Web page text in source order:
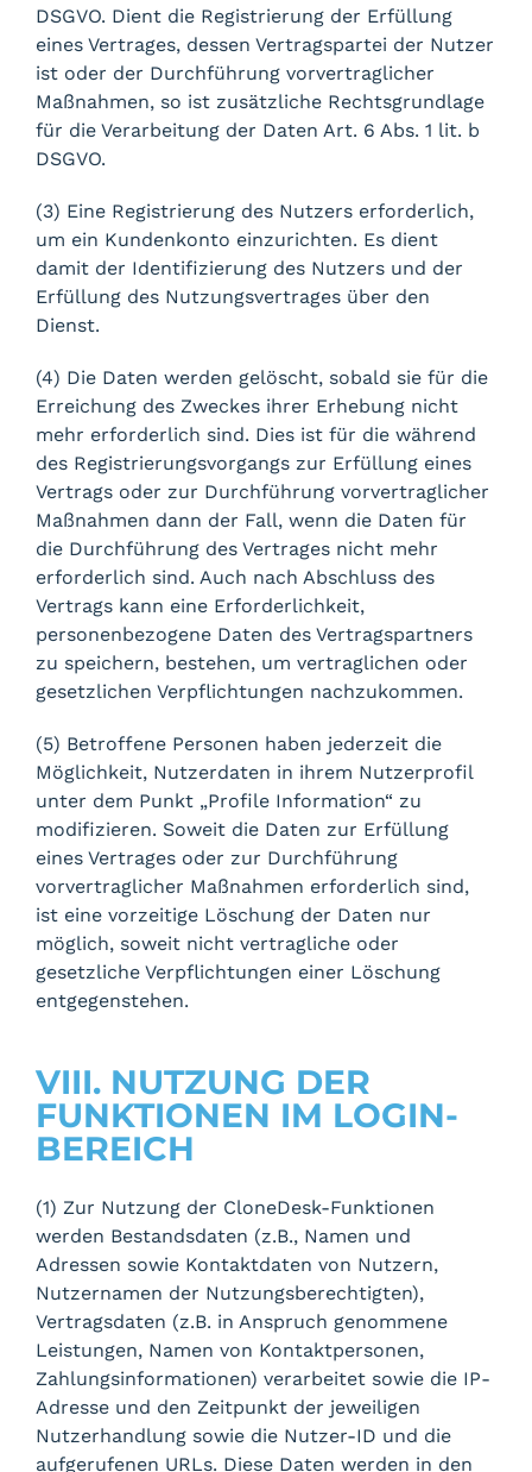
DSGVO. Dient die Registrierung der Erfüllung
eines Vertrages, dessen Vertragspartei der Nutzer
ist oder der Durchführung vorvertraglicher
Maßnahmen, so ist zusätzliche Rechtsgrundlage
für die Verarbeitung der Daten Art. 6 Abs. 1 lit. b
DSGVO.
(3) Eine Registrierung des Nutzers erforderlich,
um ein Kundenkonto einzurichten. Es dient
damit der Identifizierung des Nutzers und der
Erfüllung des Nutzungsvertrages über den
Dienst.
(4) Die Daten werden gelöscht, sobald sie für die
Erreichung des Zweckes ihrer Erhebung nicht
mehr erforderlich sind. Dies ist für die während
des Registrierungsvorgangs zur Erfüllung eines
Vertrags oder zur Durchführung vorvertraglicher
Maßnahmen dann der Fall, wenn die Daten für
die Durchführung des Vertrages nicht mehr
erforderlich sind. Auch nach Abschluss des
Vertrags kann eine Erforderlichkeit,
personenbezogene Daten des Vertragspartners
zu speichern, bestehen, um vertraglichen oder
gesetzlichen Verpflichtungen nachzukommen.
(5) Betroffene Personen haben jederzeit die
Möglichkeit, Nutzerdaten in ihrem Nutzerprofil
unter dem Punkt „Profile Information“ zu
modifizieren. Soweit die Daten zur Erfüllung
eines Vertrages oder zur Durchführung
vorvertraglicher Maßnahmen erforderlich sind,
ist eine vorzeitige Löschung der Daten nur
möglich, soweit nicht vertragliche oder
gesetzliche Verpflichtungen einer Löschung
entgegenstehen.
VIII. NUTZUNG DER
FUNKTIONEN IM LOGIN-
BEREICH
(1) Zur Nutzung der CloneDesk-Funktionen
werden Bestandsdaten (z.B., Namen und
Adressen sowie Kontaktdaten von Nutzern,
Nutzernamen der Nutzungsberechtigten),
Vertragsdaten (z.B. in Anspruch genommene
Leistungen, Namen von Kontaktpersonen,
Zahlungsinformationen) verarbeitet sowie die IP-
Adresse und den Zeitpunkt der jeweiligen
Nutzerhandlung sowie die Nutzer-ID und die
aufgerufenen URLs. Diese Daten werden in den